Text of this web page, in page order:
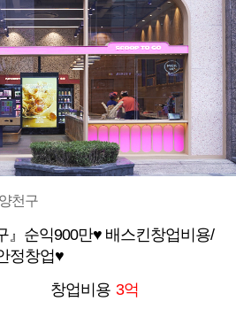
천구
』순익900만♥ 배스킨창업비용/
정창업♥
창업비용 3억